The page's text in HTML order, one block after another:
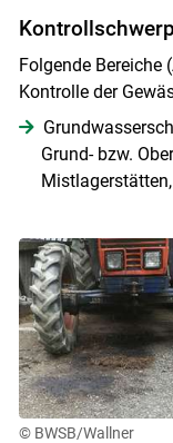
Folgende Bereiche
Kontrolle der
Grund- bzw.
© BWSB/Wallner